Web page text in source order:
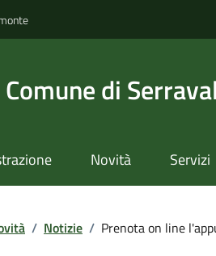
Comune di
Novità Servizi
/ Notizie / Prenota on line